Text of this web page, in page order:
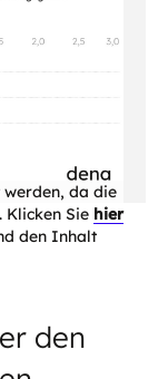
da die
Klicken Sie hier
den Inhalt
den